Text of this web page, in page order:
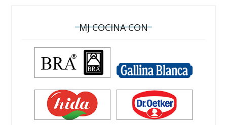
MJ COCINA CON